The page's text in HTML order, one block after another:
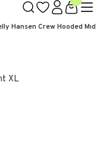
Hansen Crew Hooded
XL